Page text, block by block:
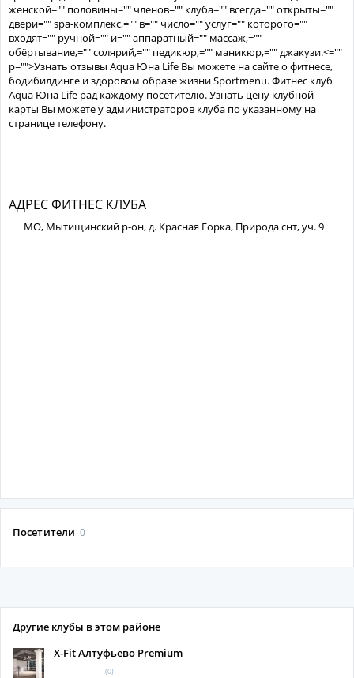
женской="" половины="" членов="" клуба="" всегда="" открыты=""
двери="" spa-комплекс,="" в="" число="" услуг="" которого=""
входят="" ручной="" и="" аппаратный="" массаж,=""
обёртывание,="" солярий,="" педикюр,="" маникюр,="" джакузи.<=""
p="">Узнать отзывы Aqua Юна Life Вы можете на сайте о фитнесе,
бодибилдинге и здоровом образе жизни Sportmenu. Фитнес клуб
Aqua Юна Life рад каждому посетителю. Узнать цену клубной
карты Вы можете у администраторов клуба по указанному на
странице телефону.
АДРЕС ФИТНЕС КЛУБА
МО, Мытищинский р-он, д. Красная Горка, Природа снт, уч. 9
Посетители 0
Другие клубы в этом районе
X-Fit Алтуфьево Premium
(0)